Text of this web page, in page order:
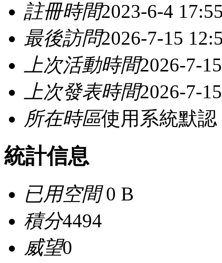
註冊時間2023-6-4
最後訪問2026-7-15
上次活動時間2026-7-
上次發表時間2026-7-
所在時區使用系統默認
統計信息
已用空間0 B
積分4494
威望0